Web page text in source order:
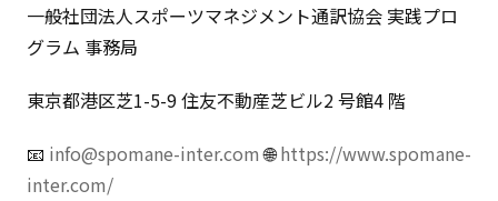
一般社団法人スポーツマネジメント通訳協会 実践プロ
グラム 事務局
東京都港区芝1-5-9 住友不動産芝ビル2 号館4 階
📧 info@spomane-inter.com🌐https://www.spomane-
inter.com/